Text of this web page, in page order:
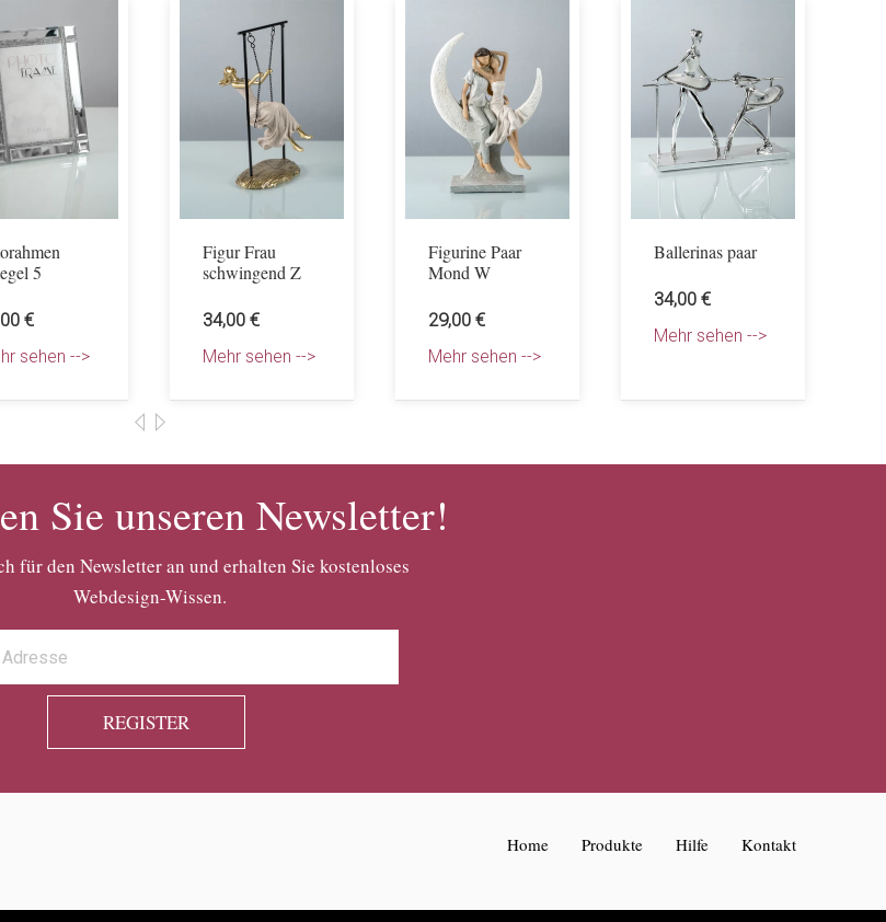
Home Produkte Hilfe Kontakt
REGISTER
für den Newsletter an und erhalten Sie kostenloses
Webdesign-Wissen.
Sie unseren Newsletter!
5
€
sehen -->
Figur Frau
schwingend Z
34,00 €
Mehr sehen -->
Figurine Paar
Mond W
29,00 €
Mehr sehen -->
Ballerinas paar
34,00 €
Mehr sehen -->